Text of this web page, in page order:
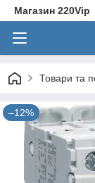
Магазин 220Vip
Товари та
–12%